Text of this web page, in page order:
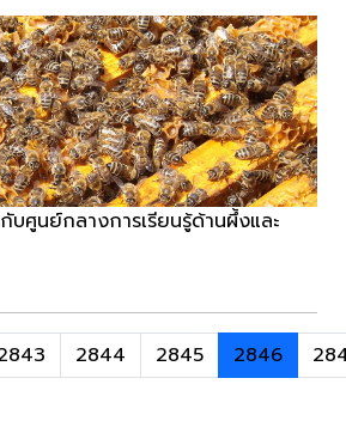
บศูนย์กลางการเรียนรู้ด้านผึ้งและ
2844 2845 2846